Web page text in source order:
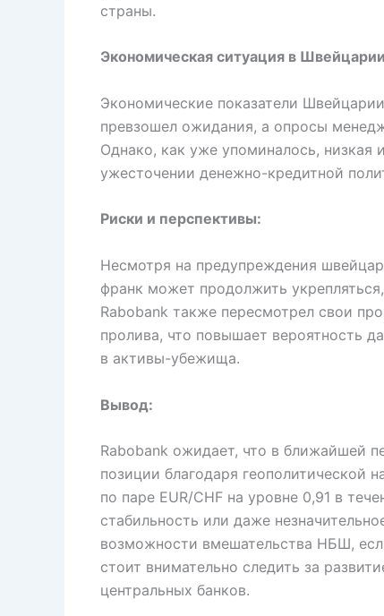
страны.
Экономическая ситуация в
Экономические показатели
превзошел ожидания, а опросы
Однако, как уже упоминалось, низкая
ужесточении денежно-кредитной
Риски и перспективы:
Несмотря на предупреждения
франк может продолжить
Rabobank также пересмотрел свои
пролива, что повышает вероятность
в активы-убежища.
Вывод:
Rabobank ожидает, что в ближайшей
позиции благодаря геополитической
по паре EUR/CHF на уровне 0,91 в
стабильность или даже
возможности вмешательства НБШ,
стоит внимательно следить за
центральных банков.